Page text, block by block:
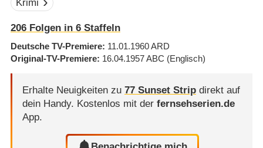
Krimi
206Folgen in 6Staffeln
Deutsche TV-Premiere 11.01.1960ARD
Original-TV-Premiere 16.04.1957ABC (Englisch)
Erhalte Neuigkeiten zu 77 Sunset Stripdirekt auf
dein Handy. Kostenlos mit der fernsehserien.de
App.